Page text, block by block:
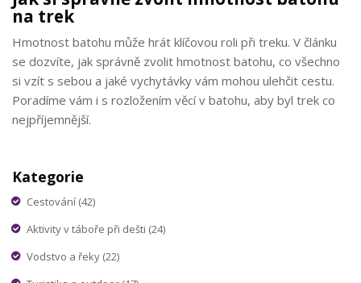
na trek
Hmotnost batohu může hrát klíčovou roli při treku. V článku
se dozvíte, jak správně zvolit hmotnost batohu, co všechno
si vzít s sebou a jaké vychytávky vám mohou ulehčit cestu.
Poradíme vám i s rozložením věcí v batohu, aby byl trek co
nejpříjemnější.
Kategorie
Cestování (42)
Aktivity v táboře při dešti (24)
Vodstvo a řeky (22)